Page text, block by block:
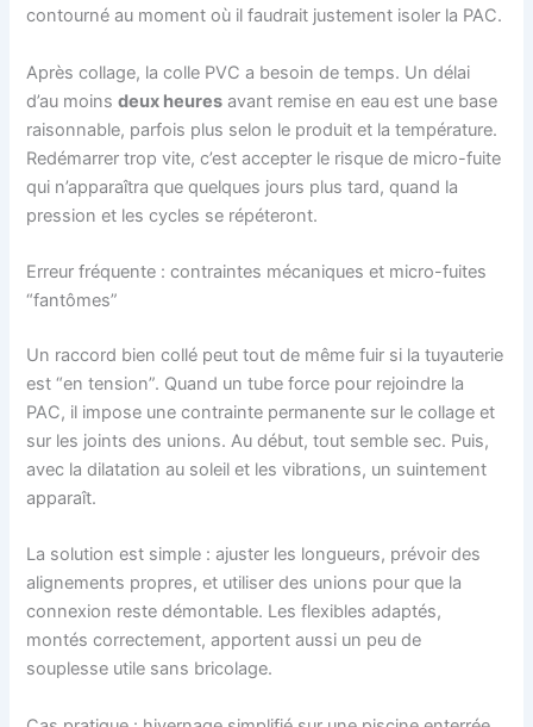
contourné au moment où il faudrait justement isoler la PAC.
Après collage, la colle PVC a besoin de temps. Un délai
d’au moinsdeux heures avant remise en eau est une base
raisonnable, parfois plus selon le produit et la température.
Redémarrer trop vite, c’est accepter le risque de micro-fuite
qui n’apparaîtra que quelques jours plus tard, quand la
pression et les cycles se répéteront.
Erreur fréquente : contraintes mécaniques et micro-fuites
“fantômes”
Un raccord bien collé peut tout de même fuir si la tuyauterie
est “en tension”. Quand un tube force pour rejoindre la
PAC, il impose une contrainte permanente sur le collage et
sur les joints des unions. Au début, tout semble sec. Puis,
avec la dilatation au soleil et les vibrations, un suintement
apparaît.
La solution est simple : ajuster les longueurs, prévoir des
alignements propres, et utiliser des unions pour que la
connexion reste démontable. Les flexibles adaptés,
montés correctement, apportent aussi un peu de
souplesse utile sans bricolage.